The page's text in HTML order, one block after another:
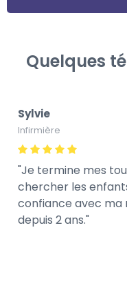
Quelques
Sylvie
Infirmière
Je termine mes
chercher les
confiance avec ma
depuis 2 ans.